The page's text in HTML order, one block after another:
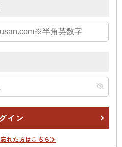
イン
れた方はこちら≫